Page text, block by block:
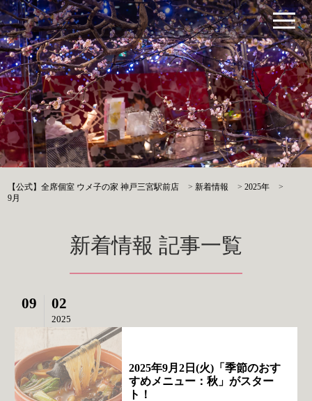
【公式】全席個室 ウメ子の家 神戸三宮駅前店 >新着情報 >2025年
>
9月
新着情報 記事一覧
09 02
2025
2025年9月2日(火)「季節のおす
すめメニュー：秋」がスター
ト！